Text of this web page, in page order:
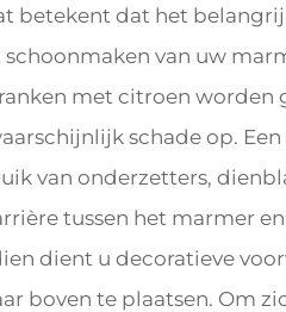
betekent dat het
van uw
met citroen
schade op.
van onderzetters,
tussen het marmer
dient u decoratieve
boven te plaatsen. Om